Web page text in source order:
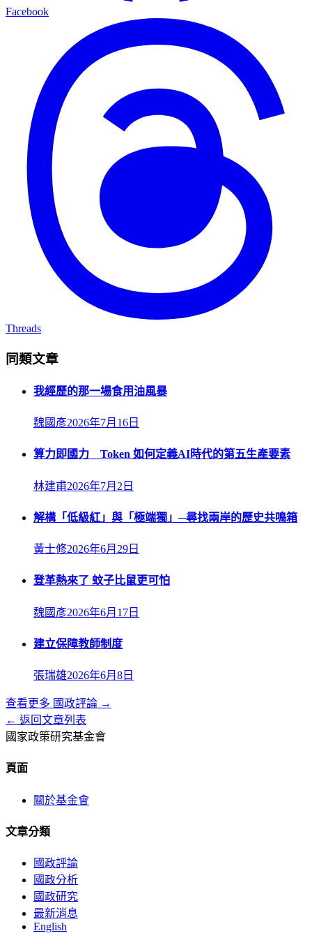
Facebook
Threads
同類文章
我經歷的那一場食用油風暴
魏國彥2026年7月16日
算力即國力 Token 如何定義AI時代的第五生產要素
林建甫2026年7月2日
解構「低級紅」與「極端獨」─尋找兩岸的歷史共鳴箱
黃士修2026年6月29日
登革熱來了 蚊子比鼠更可怕
魏國彥2026年6月17日
建立保障教師制度
張瑞雄2026年6月8日
查看更多 國政評論 →
← 返回文章列表
國家政策研究基金會
頁面
關於基金會
文章分類
國政評論
國政分析
國政研究
最新消息
English